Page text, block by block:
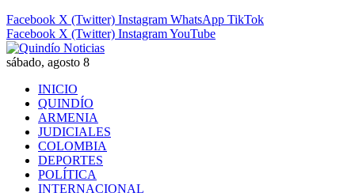
Facebook X (Twitter) Instagram WhatsApp TikTok
Facebook X (Twitter) InstagramYouTube
sábado, agosto 8
INICIO
QUINDÍO
ARMENIA
JUDICIALES
COLOMBIA
DEPORTES
POLÍTICA
INTERNACIONAL